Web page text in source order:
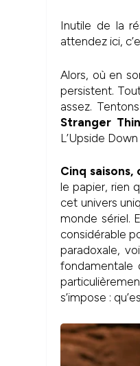
Inutile de la
attendez ici,
Alors, où en
persistent.
assez.
Stranger
L’Upside
Cinq
le papier, rien
cet univers
monde sériel.
considérable
paradoxale,
fondamentale
s’impose :